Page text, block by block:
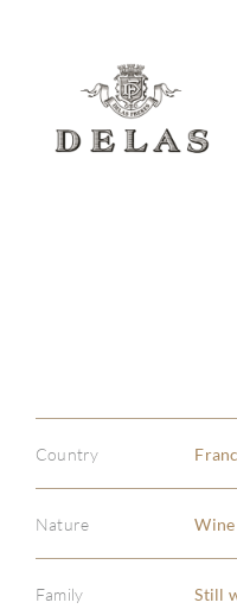
Country
Nature Wine
Family Still